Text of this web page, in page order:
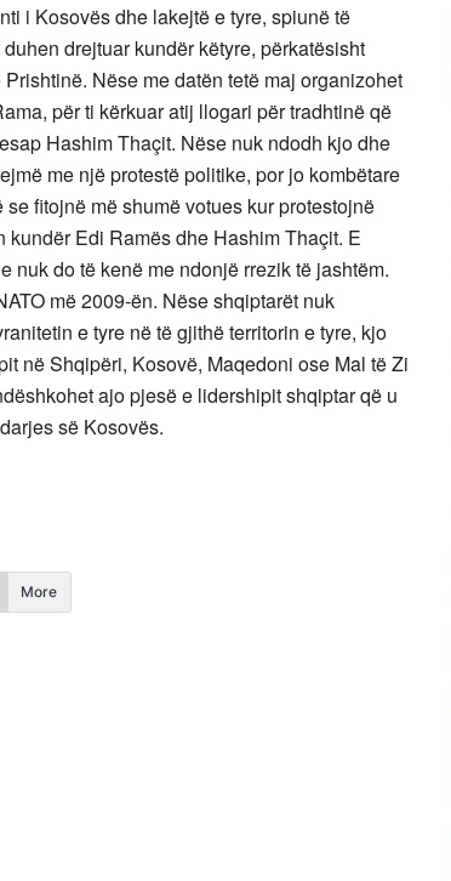
i Kosovës dhe lakejtë e tyre, spiunë të
drejtuar kundër këtyre, përkatësisht
Nëse me datën tetë maj organizohet
për ti kërkuar atij llogari për tradhtinë që
Hashim Thaçit. Nëse nuk ndodh kjo dhe
me një protestë politike, por jo kombëtare
fitojnë më shumë votues kur protestojnë
Edi Ramës dhe Hashim Thaçit. E
nuk do të kenë me ndonjë rrezik të jashtëm.
më 2009-ën. Nëse shqiptarët nuk
e tyre në të gjithë territorin e tyre, kjo
në Shqipëri, Kosovë, Maqedoni ose Mal të Zi
ajo pjesë e lidershipit shqiptar që u
së Kosovës.
More